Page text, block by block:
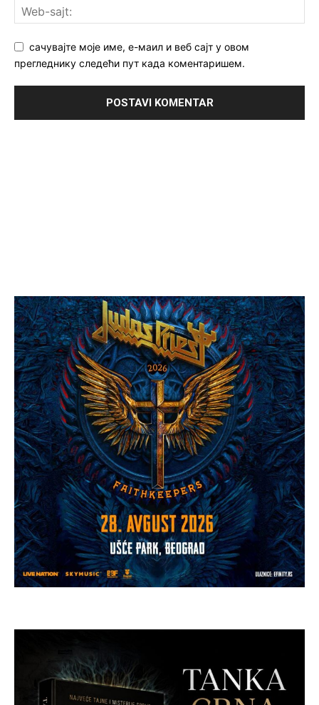
сачувајте моје име, е-маил и веб сајт у овом
прегледнику следећи пут када коментаришем.